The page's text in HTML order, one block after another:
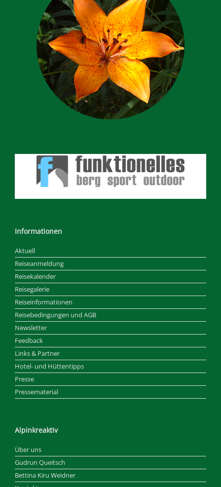
Informationen
Aktuell
Reiseanmeldung
Reisekalender
Reisegalerie
Reiseinformationen
Reisebedingungen und AGB
Newsletter
Feedback
Links & Partner
Hotel- und Hüttentipps
Presse
Pressematerial
Alpinkreaktiv
Über uns
Gudrun Queitsch
Bettina Kiru Weidner